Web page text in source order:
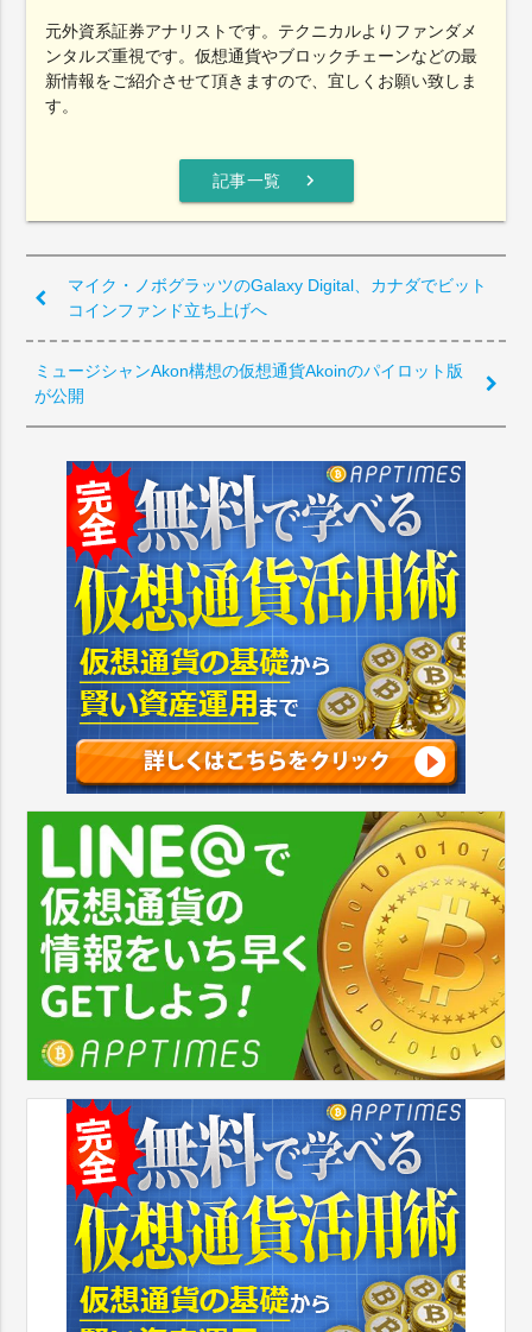
元外資系証券アナリストです。テクニカルよりファンダメ
ンタルズ重視です。仮想通貨やブロックチェーンなどの最
新情報をご紹介させて頂きますので、宜しくお願い致しま
す。
記事一覧 chevron_right
マイク・ノボグラッツのGalaxy Digital、カナダでビット
コインファンド立ち上げへ
ミュージシャンAkon構想の仮想通貨Akoinのパイロット版
が公開